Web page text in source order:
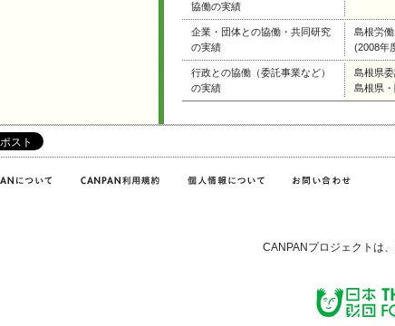
協働の実績
企業・団体との協働・共同研究
の実績
島根労
(2008年
行政との協働（委託事業など）
の実績
島根県
島根県
CANPANプロジェクトは、